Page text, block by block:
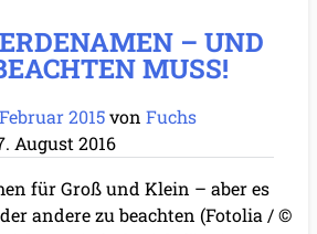
– UND
MUSS!
2015von Fuchs
August 2016
für Groß und Klein – aber es
andere zu beachten (Fotolia / ©